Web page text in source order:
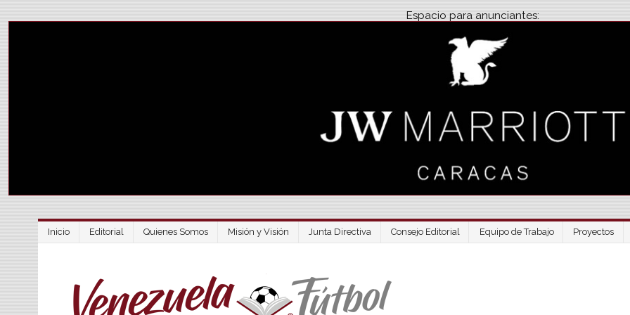
Espacio para anunciantes:
Inicio Editorial Quienes Somos Misión y Visión Junta Directiva Consejo Editorial Equipo de Trabajo Proyectos